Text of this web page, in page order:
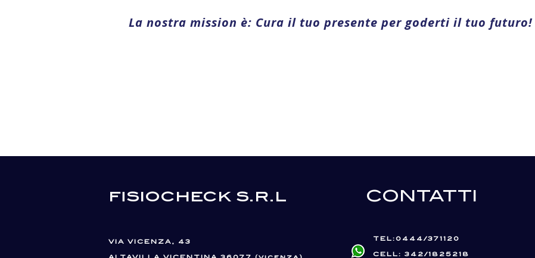
La nostra mission è: Cura il tuo presente per goderti il tuo futuro!
fisiocheck s.r.l
VIA VICENZA, 43
CONTATTI
TEL:0444/371120
CELL: 342/1825218